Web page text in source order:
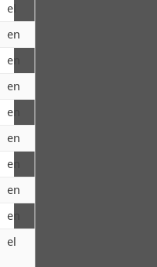
el
en
en
en
en
en
en
en
en
el